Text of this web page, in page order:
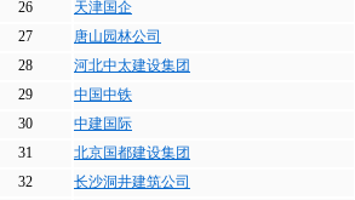
26
天津国企
27
唐山园林公司
28
河北中太建设集团
29
中国中铁
30
中建国际
31
北京国都建设集团
32
长沙洞井建筑公司